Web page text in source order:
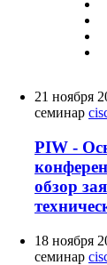
21 ноября
семинар
PIW -
обзор
18 ноября
семинар